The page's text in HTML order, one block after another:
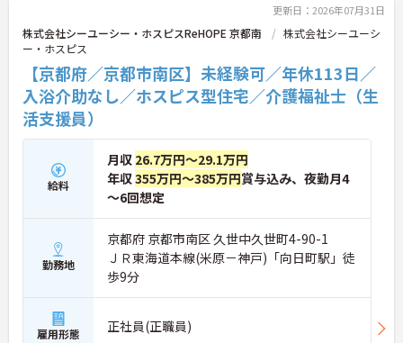
象となる年間3万円の医療費補助など大手ならでは
の圧倒的な福利厚生のもと、ケアマネジャーへのス
テップアップ等、介護のプロとして長期的なキャリ
アを築けます。
★おすすめPOINT★
【これまでの経験・専門性が正当に評価される環境
です】
・独自の社内資格「マジ神制度」があり、認定され
ると1資格につき月1万円（最大4万円）の手当が加
算されます。
・ケアマネジャーの受験料や対策講座、更新費用ま
で全額補助されるため、次のステップアップを自己
負担なく目指せます。
【最先端のDX導入で、身体的・精神的な負担を軽
減】
・スマホ記録や睡眠センサーを活用したデータに基
づくケアにより、夜間巡視や申し送りなどの業務負
担を大きく軽減しています。
・業務の効率化により月の平均残業時間は10時間程
更新日：2026年07月31日
株式会社シーユーシー・ホスピスReHOPE 京都南
株式会社シーユーシ
ー・ホスピス
【京都府／京都市南区】未経験可／年休113日／
入浴介助なし／ホスピス型住宅／介護福祉士（生
活支援員）
給料
月収 26.7万円～29.1万円
年収355万円～385万円賞与込み、夜勤月4
～6回想定
勤務地
京都府 京都市南区 久世中久世町4-90-1
ＪＲ東海道本線(米原－神戸)「向日町駅」徒
歩9分
雇用形態 正社員(正職員)